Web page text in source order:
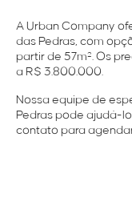
A Urban Company
das Pedras, com
partir de 57m². Os
a R$ 3.800.000.
Nossa equipe de
Pedras pode ajudá-
contato para